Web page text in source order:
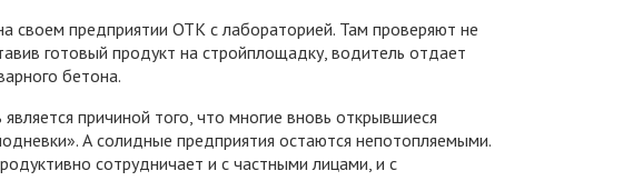
своем предприятии ОТК с лабораторией. Там проверяют не
готовый продукт на стройплощадку, водитель отдает
бетона.
причиной того, что многие вновь открывшиеся
А солидные предприятия остаются непотопляемыми.
сотрудничает и с частными лицами, и с